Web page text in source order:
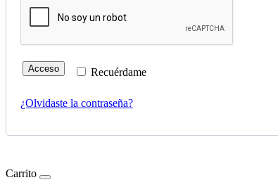
Recuérdame
Acceso
¿Olvidaste la contraseña?
Carrito